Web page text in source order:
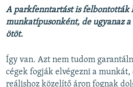
A parkfenntartást is felbontották
munkatípusonként, de ugyanaz a
ötöt.
Így van. Azt nem tudom
cégek fogják elvégezni a munkát,
reálishoz közelítő áron fognak